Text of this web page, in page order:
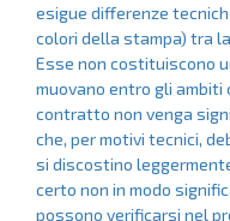
esigue differenze
colori della stampa) tra
Esse non costituiscono
muovano entro gli ambiti
contratto non venga
che, per motivi tecnici,
si discostino
certo non in modo
possono verificarsi nel